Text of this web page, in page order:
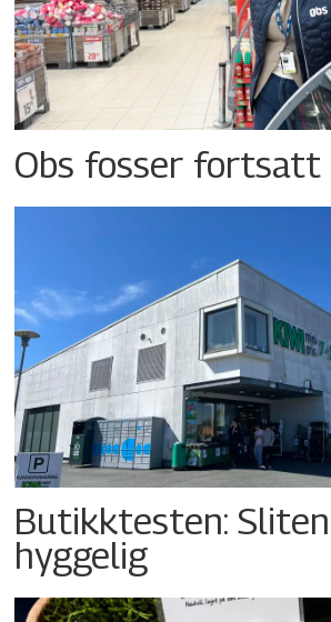
Obs fosser fortsatt
Butikktesten:
hyggelig